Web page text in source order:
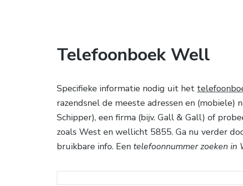
Telefoonboek Well
Specifieke informatie nodig uit het
razendsnel de meeste adressen en (mobiele)
Schipper), een firma (bijv. Gall & Gall) of
zoals West en wellicht 5855. Ga nu verder
bruikbare info. Eentelefoonnummer zoeken in